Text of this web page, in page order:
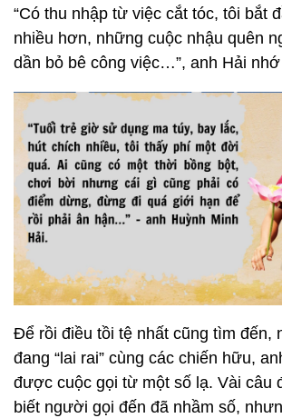
“Có thu nhập từ việc cắt tóc, tôi bắt
nhiều hơn, những cuộc nhậu quên
dần bỏ bê công việc…”, anh Hải
Để rồi điều tồi tệ nhất cũng tìm đến,
đang “lai rai” cùng các chiến hữu,
được cuộc gọi từ một số lạ. Vài câu
biết người gọi đến đã nhầm số,